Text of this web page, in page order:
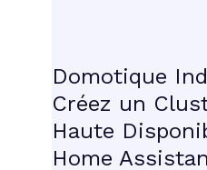
Domotique
Créez un
Haute
Home